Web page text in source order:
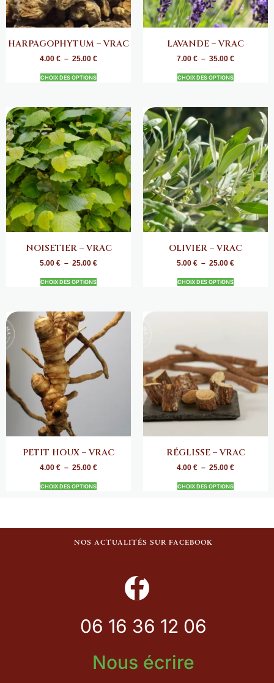
HARPAGOPHYTUM – VRAC
4.00 € – 25.00 €
CHOIX DES OPTIONS
LAVANDE – VRAC
7.00 € – 35.00 €
CHOIX DES OPTIONS
NOISETIER – VRAC
5.00 € – 25.00 €
CHOIX DES OPTIONS
OLIVIER – VRAC
5.00 € – 25.00 €
CHOIX DES OPTIONS
PETIT HOUX – VRAC
4.00 € – 25.00 €
CHOIX DES OPTIONS
RÉGLISSE – VRAC
4.00 € – 25.00 €
CHOIX DES OPTIONS
NOS ACTUALITÉS SUR FACEBOOK
06 16 36 12 06
Nous écrire